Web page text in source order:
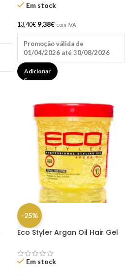
Em stock
13,40€ 9,38€ com IVA
Promoção válida de
01/04/2026 até 30/08/2026
Adicionar
-25%
Eco Styler Argan Oil Hair Gel
Em stock